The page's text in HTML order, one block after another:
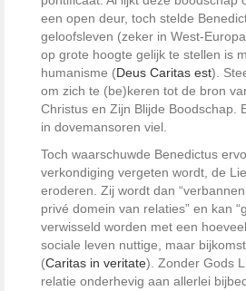
een open deur, toch stelde
geloofsleven (zeker in West-
op grote hoogte gelijk te stellen is
humanisme (Deus Caritas est).
om zich te (be)keren tot de bron
Christus en Zijn Blijde Boodschap.
in dovemansoren viel.
Toch waarschuwde Benedictus
verkondiging vergeten wordt, de
eroderen. Zij wordt dan
privé domein van relaties” en kan
verwisseld worden met een
sociale leven nuttige, maar
(Caritas in veritate). Zonder Gods
relatie onderhevig aan allerlei